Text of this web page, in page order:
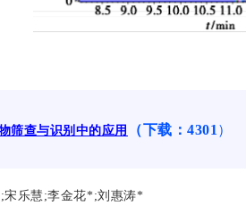
筛查与识别中的应用 （下载：4301 ）
宋乐慧;李金花*;刘惠涛*